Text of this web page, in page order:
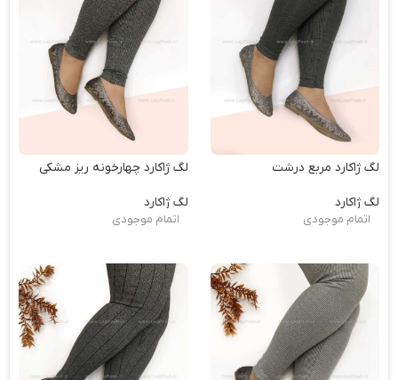
لگ ژاکارد مربع درشت
لگ ژاکارد
اتمام موجودی
لگ ژاکارد چهارخونه ریز مشکی
لگ ژاکارد
اتمام موجودی